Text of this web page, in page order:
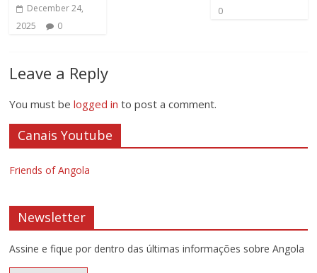
December 24,
2025
0
0
Leave a Reply
You must belogged in to post a comment.
Canais Youtube
Friends of Angola
Newsletter
Assine e fique por dentro das últimas informações sobre Angola